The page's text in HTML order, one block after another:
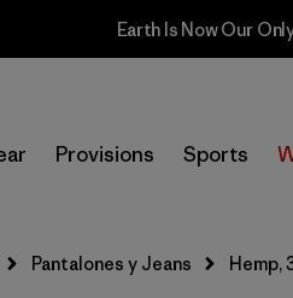
Earth Is Now Our
Provisions Sports
Selecciona una tienda
Filtrar por
Price
Pantalones y Jeans Hemp,